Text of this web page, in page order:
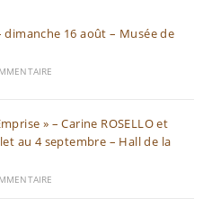
dimanche 16 août – Musée de
» – Carine ROSELLO et
au 4 septembre – Hall de la